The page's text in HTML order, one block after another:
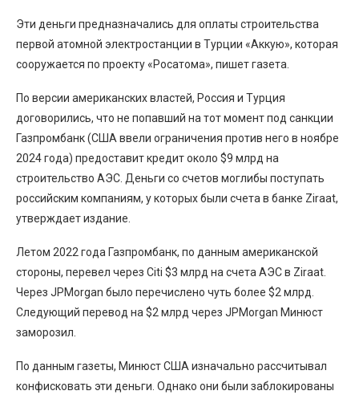
Эти деньги предназначались для оплаты строительства
первой атомной электростанции в Турции «Аккую», которая
сооружается по проекту «Росатома», пишет газета.
По версии американских властей, Россия и Турция
договорились, что не попавший на тот момент под санкции
Газпромбанк (США ввели ограничения против него в ноябре
2024 года) предоставит кредит около $9 млрд на
строительство АЭС. Деньги со счетов моглибы поступать
российским компаниям, у которых были счета в банке Ziraat,
утверждает издание.
Летом 2022 года Газпромбанк, по данным американской
стороны, перевел через Citi $3 млрд на счета АЭС в Ziraat.
Через JPMorgan было перечислено чуть более $2 млрд.
Cледующий перевод на $2 млрд через JPMorgan Минюст
заморозил.
По данным газеты, Минюст США изначально рассчитывал
конфисковать эти деньги. Однако они были заблокированы